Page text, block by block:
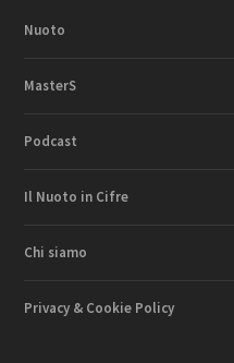
Nuoto
MasterS
Podcast
Il Nuoto in Cifre
Chi siamo
Privacy & Cookie Policy